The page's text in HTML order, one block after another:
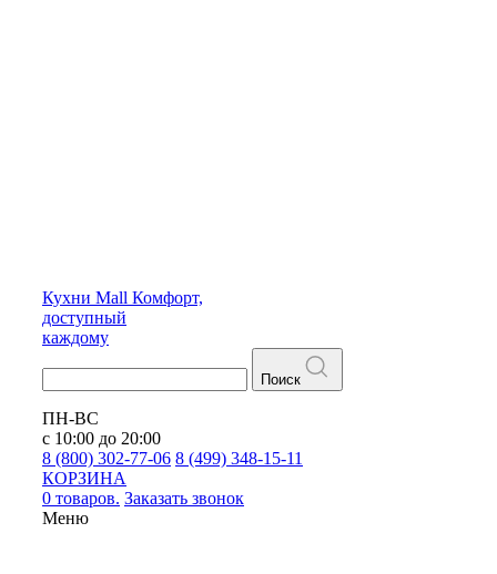
Кухни Mall Комфорт,
доступный
каждому
Поиск
ПН-ВС
с 10:00 до 20:00
8 (800) 302-77-06 8 (499) 348-15-11
КОРЗИНА
0 товаров. Заказать звонок
Меню